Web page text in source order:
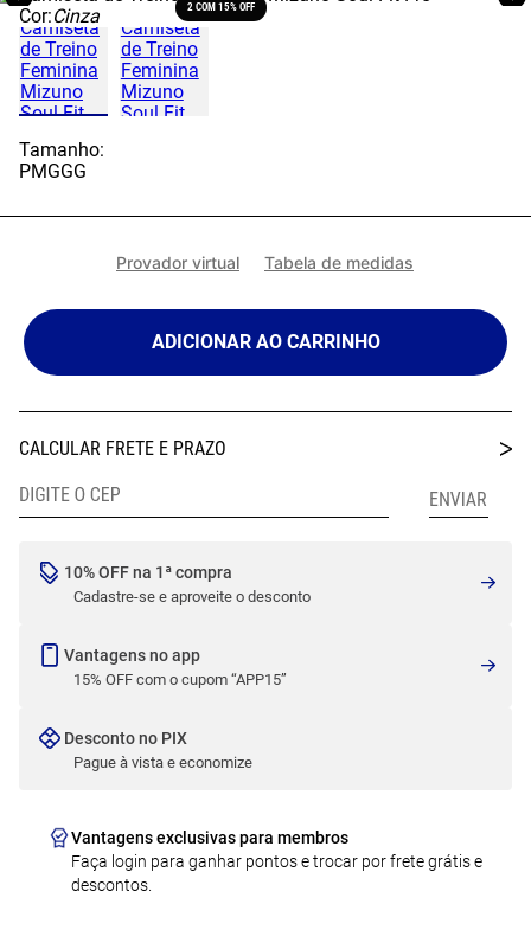
2 COM 15% OFF
Cor:Cinza
Tamanho:
PMGGG
Provador virtual Tabela de medidas
ADICIONAR AO CARRINHO
10% OFF na 1ª compra
Cadastre-se e aproveite o desconto
Vantagens no app
15% OFF com o cupom “APP15”
Desconto no PIX
Pague à vista e economize
Vantagens exclusivas para membros
Faça login para ganhar pontos e trocar por frete grátis e
descontos.